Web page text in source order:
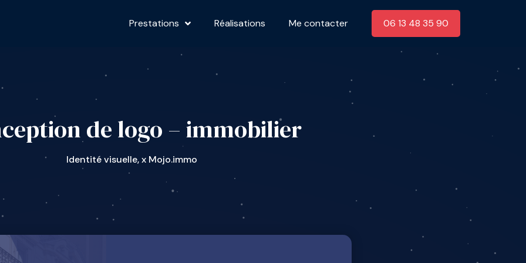
Prestations Réalisations Me contacter 06 13 48 35 90
de logo – immobilier
Identité visuelle,x Mojo.immo